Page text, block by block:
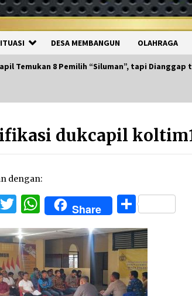
DESA MEMBANGUN OLAHRAGA
Temukan 8 Pemilih “Siluman”, tapi
dukcapil
dengan:
Twitter
WhatsApp
Share Share